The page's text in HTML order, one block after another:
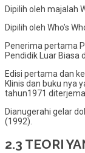
Dipilih oleh majalah
Dipilih oleh Who’s
Penerima pertama
Pendidik Luar Biasa
Edisi pertama dan
Klinis dan buku nya
tahun1971
Dianugerahi gelar
(1992).
2.3 TEORI